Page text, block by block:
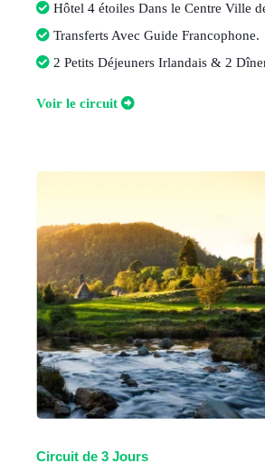
Hôtel 4 étoiles Dans le Centre Ville
Transferts Avec Guide Francophone.
2 Petits Déjeuners Irlandais & 2
Voir le circuit
Circuit de 3 Jours